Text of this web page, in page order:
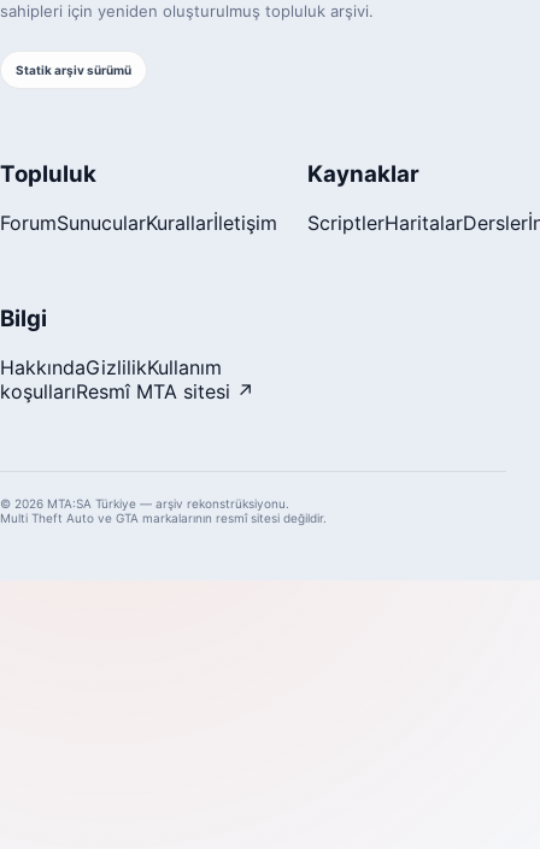
sahipleri için yeniden oluşturulmuş topluluk arşivi.
Statik arşiv sürümü
Topluluk
ForumSunucularKurallarİletişim
Kaynaklar
ScriptlerHaritalarDersler
Bilgi
HakkındaGizlilikKullanım
koşullarıResmî MTA sitesi ↗
© 2026 MTA:SA Türkiye — arşiv rekonstrüksiyonu.
Multi Theft Auto ve GTA markalarının resmî sitesi değildir.